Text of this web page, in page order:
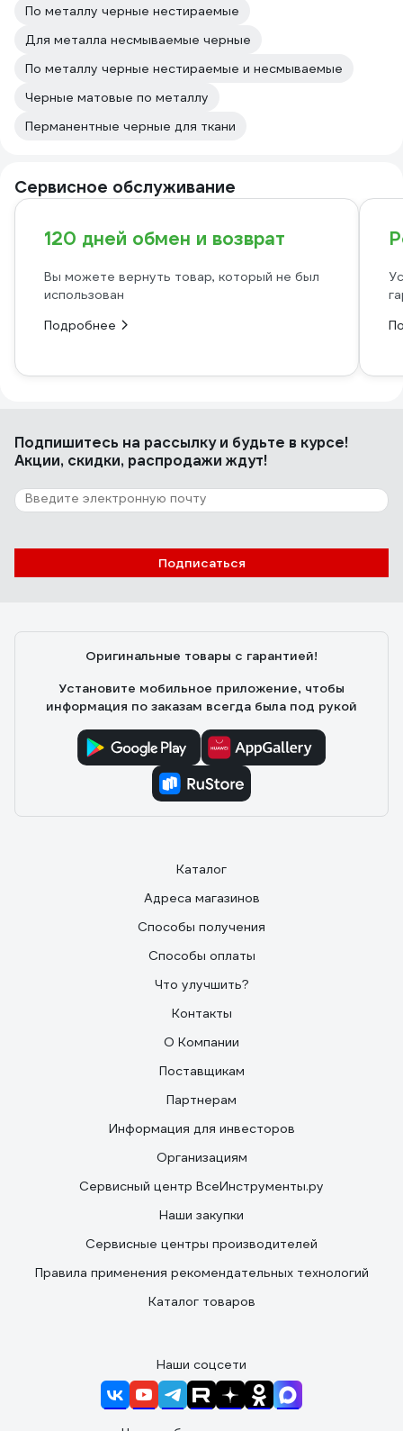
По металлу черные нестираемые
Для металла несмываемые черные
По металлу черные нестираемые и несмываемые
Черные матовые по металлу
Перманентные черные для ткани
Сервисное обслуживание
120 дней обмен и возврат
Вы можете вернуть товар, который не был
использован
Подробнее
Подпишитесь на рассылкуи будьте в курсе!
Акции, скидки, распродажи ждут!
Подписаться
Оригинальные товары с гарантией!
Установите мобильное приложение, чтобы
информация по заказам всегда была под рукой
Каталог
Адреса магазинов
Способы получения
Способы оплаты
Что улучшить?
Контакты
О Компании
Поставщикам
Партнерам
Информация для инвесторов
Организациям
Сервисный центр ВсеИнструменты.ру
Наши закупки
Сервисные центры производителей
Правила применения рекомендательных технологий
Каталог товаров
Наши соцсети